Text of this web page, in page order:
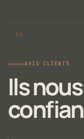
AVIS CLIENTS
Ils